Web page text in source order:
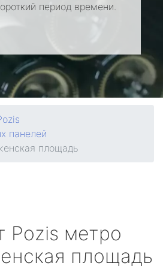
период времени.
панелей
площадь
Pozis метро
площадь